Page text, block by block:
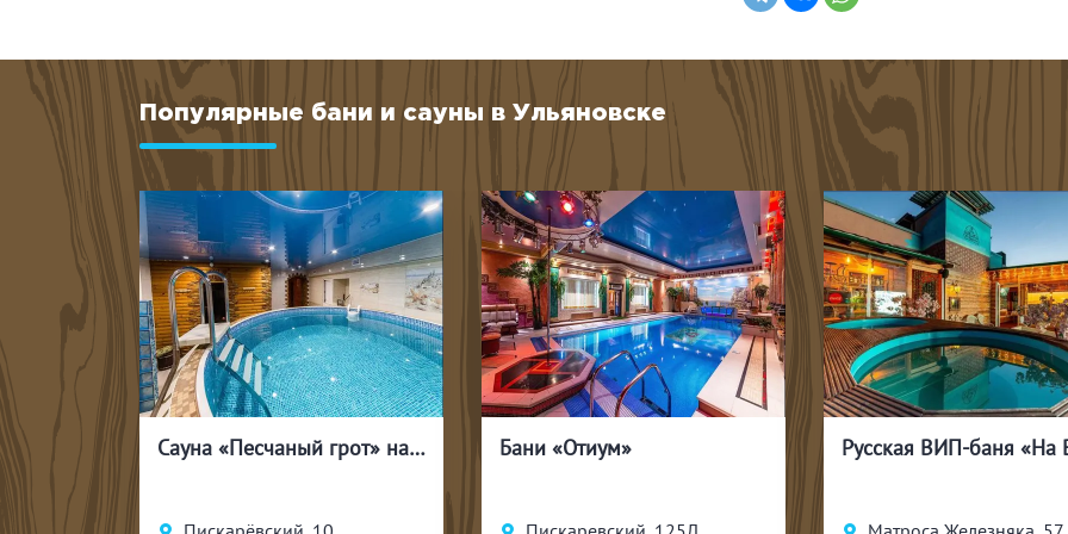
Популярные бани и сауны в Ульяновске
Банный комплекс «ТЕПЛО КЕЛО» Сауна «Песчаный грот» на Пискарёвском Бани «Отиум»